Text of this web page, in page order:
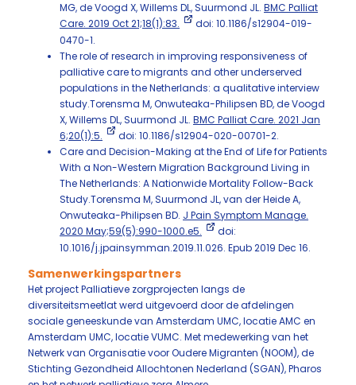
MG, de Voogd X, Willems DL, Suurmond JL. BMC Palliat
Care. 2019 Oct 21;18(1):83.
doi: 10.1186/s12904-019-
0470-1.
The role of research in improving responsiveness of
palliative care to migrants and other underserved
populations in the Netherlands: a qualitative interview
study.Torensma M, Onwuteaka-Philipsen BD, de Voogd
X, Willems DL, Suurmond JL. BMC Palliat Care. 2021 Jan
6;20(1):5.
doi: 10.1186/s12904-020-00701-2.
Care and Decision-Making at the End of Life for Patients
With a Non-Western Migration Background Living in
The Netherlands: A Nationwide Mortality Follow-Back
Study.Torensma M, Suurmond JL, van der Heide A,
Onwuteaka-Philipsen BD. J Pain Symptom Manage.
2020 May;59(5):990-1000.e5.
doi:
10.1016/j.jpainsymman.2019.11.026. Epub 2019 Dec 16.
Samenwerkingspartners
Het project Palliatieve zorgprojecten langs de
diversiteitsmeetlat werd uitgevoerd door de afdelingen
sociale geneeskunde van Amsterdam UMC, locatie AMC en
Amsterdam UMC, locatie VUMC. Met medewerking van het
Netwerk van Organisatie voor Oudere Migranten (NOOM), de
Stichting Gezondheid Allochtonen Nederland (SGAN), Pharos